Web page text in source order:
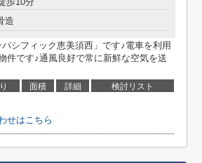
造
シフィック恵美須西」です♪電車を利用
件です♪通風良好で常に新鮮な空気を送
面積 詳細 検討リスト
せはこちら